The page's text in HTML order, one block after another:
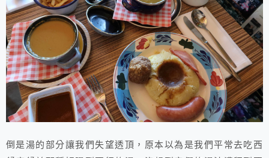
倒是湯的部分讓我們失望透頂，原本以為是我們平常去吃西